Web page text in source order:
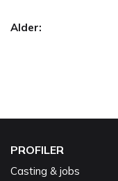
Alder:
PROFILER
Casting & jobs